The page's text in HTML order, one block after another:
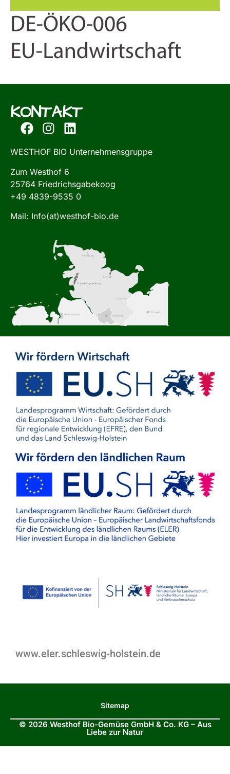
KONTAKT
WESTHOF BIO Unternehmensgruppe
Zum Westhof 6
25764 Friedrichsgabekoog
+49 4839-9535 0
Mail: Info(at)westhof-bio.de
www.eler.schleswig-holstein.de
Sitemap
© 2026 Westhof Bio-Gemüse GmbH & Co. KG – Aus
Liebe zur Natur